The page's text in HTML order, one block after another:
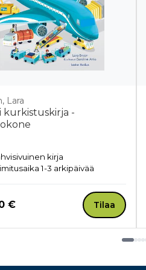
Lara
kurkistuskirja -
kirja
1-3 arkipäivää
nyt
€ Tilaa